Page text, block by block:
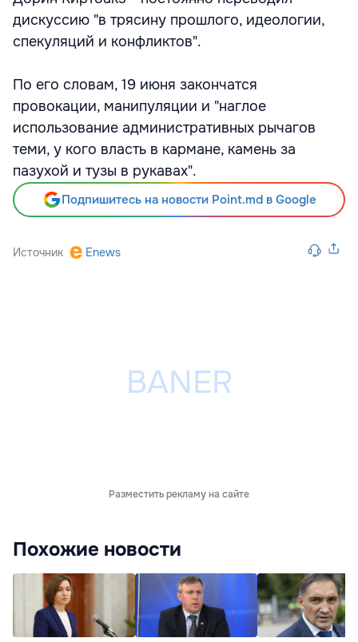
дискуссию "в трясину прошлого, идеологии,
спекуляций и конфликтов".
По его словам, 19 июня закончатся
провокации, манипуляции и "наглое
использование административных рычагов
теми, у кого власть в кармане, камень за
пазухой и тузы в рукавах".
Подпишитесь на новости Point.md в Google
Источник Enews
Разместить рекламу на сайте
Похожие новости